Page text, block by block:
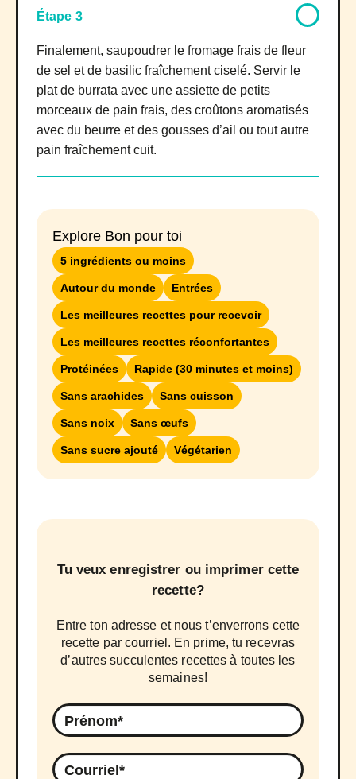
Étape 3
Finalement, saupoudrer le fromage frais de fleur
de sel et de basilic fraîchement ciselé. Servir le
plat de burrata avec une assiette de petits
morceaux de pain frais, des croûtons aromatisés
avec du beurre et des gousses d’ail ou tout autre
pain fraîchement cuit.
Explore Bon pour toi
5 ingrédients ou moins
Autour du monde Entrées
Les meilleures recettes pour recevoir
Les meilleures recettes réconfortantes
Protéinées Rapide (30 minutes et moins)
Sans arachides Sans cuisson
Sans noix Sans œufs
Sans sucre ajouté Végétarien
Tu veux enregistrer ou imprimer cette
recette?
Entre ton adresse et nous t’enverrons cette
recette par courriel. En prime, tu recevras
d’autres succulentes recettes à toutes les
semaines!